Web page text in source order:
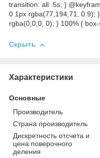
transition: all .5s; }
0 1px rgba(77,194,71, 0.9);
rgba(0,0,0, 0); } 100% {
Скрыть
Характеристики
Основные
Производитель
Страна производитель
Дискретность отсчета и
цена поверочного
деления